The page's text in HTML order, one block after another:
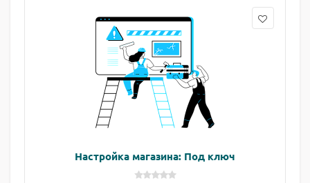
Настройка магазина: Под ключ